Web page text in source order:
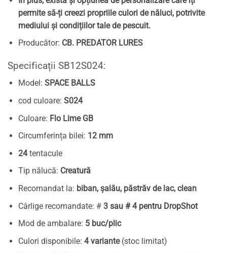
permite să-ți creezi propriile culori de năluci, potrivite
mediului și condițiilor tale de pescuit.
Producător: CB. PREDATOR LURES
Specificații SB12S024:
Model: SPACE BALLS
cod culoare: S024
Culoare: Flo Lime GB
Circumferința bilei: 12 mm
24tentacule
Tip nălucă: Creatură
Recomandat la: biban, șalău, păstrăv de lac, clean
Cârlige recomandate: #3 sau # 4 pentru DropShot
Mod de ambalare: 5 buc/plic
Culori disponibile: 4 variante(stoc limitat)